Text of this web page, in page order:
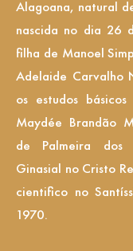
Alagoana, natural
nascida no dia 26
filha de Manoel
Adelaide Carvalho
os estudos
Maydée Brandão
de Palmeira dos
Ginasial no Cristo
cientifico no
1970.